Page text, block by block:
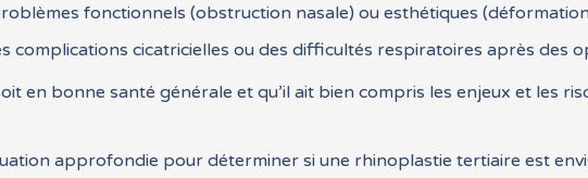
fonctionnels (obstruction nasale) ou esthétiques
complications cicatricielles ou des difficultés respiratoires après des
en bonne santé générale et qu’il ait bien compris les enjeux et les
approfondie pour déterminer si une rhinoplastie tertiaire est